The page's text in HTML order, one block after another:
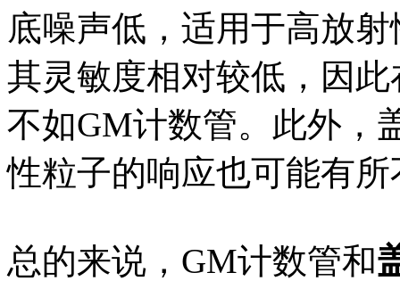
底噪声低，适用于高放
其灵敏度相对较低，因
不如GM计数管。此外，
性粒子的响应也可能有所
总的来说，GM计数管和